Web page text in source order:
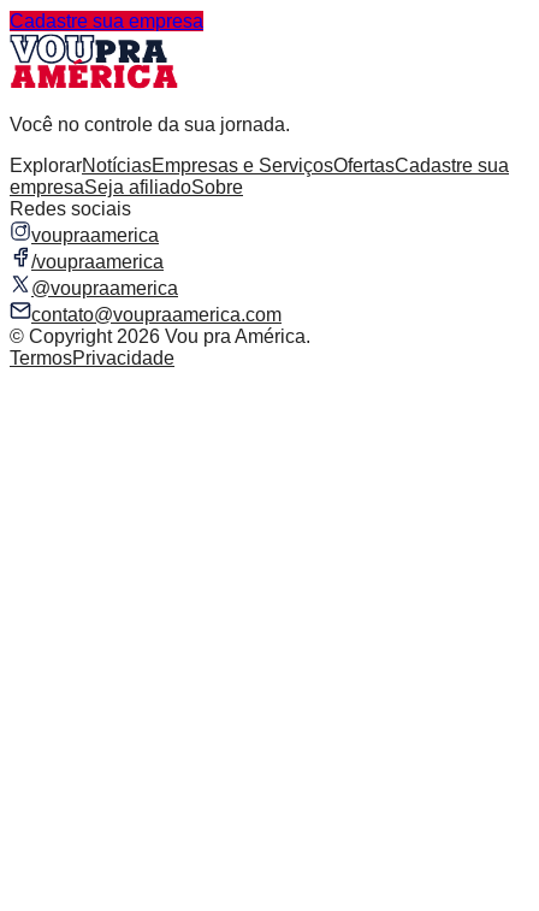
Cadastre sua empresa
Você no controle da sua jornada.
ExplorarNotíciasEmpresas e ServiçosOfertasCadastre sua
empresaSeja afiliadoSobre
Redes sociais
voupraamerica
/voupraamerica
@voupraamerica
contato@voupraamerica.com
© Copyright 2026 Vou pra América.
TermosPrivacidade